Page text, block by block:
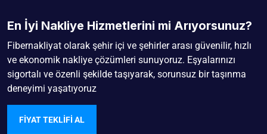
En İyi Nakliye Hizmetlerini mi Arıyorsunuz?
Fibernakliyat olarak şehir içi ve şehirler arası güvenilir, hızlı
ve ekonomik nakliye çözümleri sunuyoruz. Eşyalarınızı
sigortalı ve özenli şekilde taşıyarak, sorunsuz bir taşınma
deneyimi yaşatıyoruz
FIYAT TEKLIFI AL